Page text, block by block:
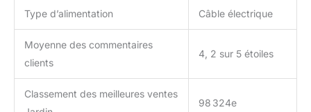
Type d’alimentation Câble électrique
Moyenne des commentaires
clients
4, 2 sur 5 étoiles
Classement des meilleures ventes
98 324e